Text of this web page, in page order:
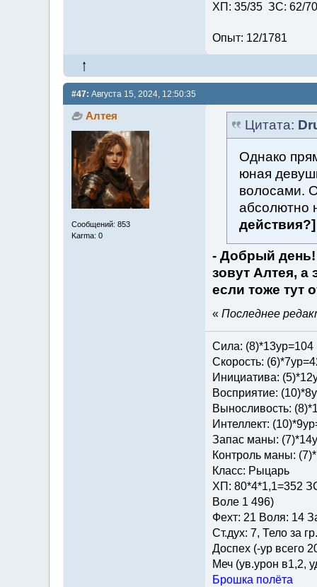
ХП: 35/35 ЗС: 62/
Опыт: 12/1781
#47: Августа 15, 2024, 12:50:35
Алтея
Сообщений: 853
Karma: 0
Цитата:
Однако
юная
волосами.
абсолютно
действия?]
- Добрый день!
зовут Алтея,
если тоже тут
« Последнее
Сила: (8)*13ур=104
Скорость:
Инициатива:
Восприятие:
Выносливость:
Интеллект:
Запас маны:
Контроль маны:
Класс: Рыцарь
ХП: 80*4*1,1=352
Воле 1 496)
Фехт: 21 Воля: 14
Ст.дух: 7, Тело за
Доспех (-ур всего
Меч (ув.урон в1,2,
Брошка полёта